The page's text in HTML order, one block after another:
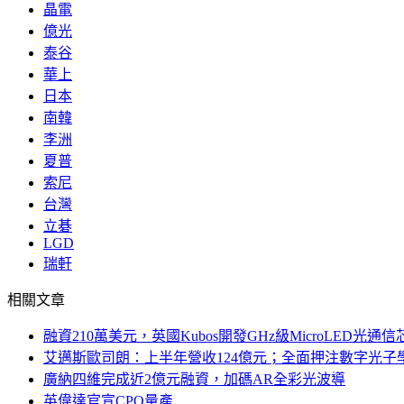
晶電
億光
泰谷
華上
日本
南韓
李洲
夏普
索尼
台灣
立碁
LGD
瑞軒
相關文章
融資210萬美元，英國Kubos開發GHz級MicroLED光通信
艾邁斯歐司朗：上半年營收124億元；全面押注數字光子
廣納四維完成近2億元融資，加碼AR全彩光波導